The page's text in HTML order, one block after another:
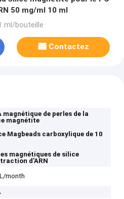
50 mg/ml 10 ml
ml/bouteille
Contactez
magnétique de perles de la
magnétite
Magbeads carboxylique de 10
magnétiques de silice
d'ARN
month